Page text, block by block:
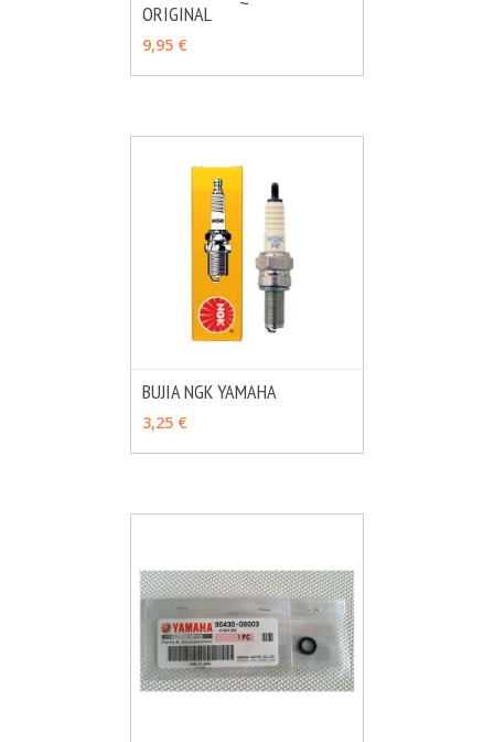
VER OPCIONES
ORIGINAL
9,95 €
BUJIA NGK YAMAHA
3,25 €